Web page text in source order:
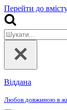
Перейти до
Шукати...
Віддана
Любов довжиною в